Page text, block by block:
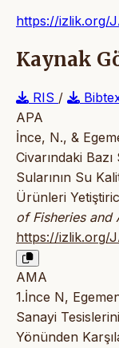
https://izlik.org/
Kaynak
RIS /
APA
İnce, N., &
Civarındaki Bazı
Sularının Su
Ürünleri
of Fisheries and
https://izlik.org/
AMA
1.İnce N,
Sanayi
Yönünden